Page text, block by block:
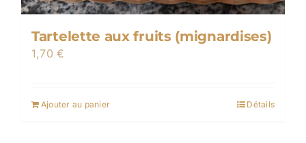
Tartelette aux fruits (mignardises)
1,70€
Ajouter au panier Détails